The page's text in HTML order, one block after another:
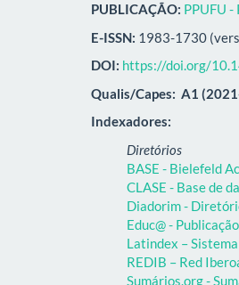
PUBLICAÇÃO: PPUFU
E-ISSN: 1983-1730
DOI: https://doi.org/
Qualis/Capes: A1
Indexadores:
Diretórios
BASE - Bielefeld
CLASE - Base de
Diadorim -
Educ@ -
Latindex –
REDIB – Red
Sumários.org -